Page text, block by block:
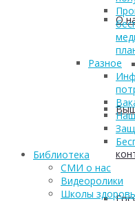
О
Разное
Библиотека
СМИ о нас
Видеоролики
Школы